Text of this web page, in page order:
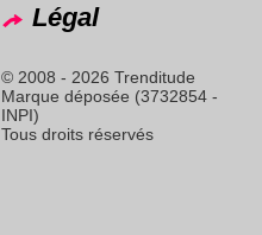
Légal
© 2008 - 2026 Trenditude
Marque déposée (3732854 -
INPI)
Tous droits réservés